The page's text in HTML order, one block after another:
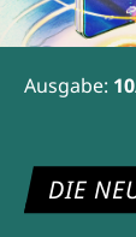
Ausgabe:
DIE